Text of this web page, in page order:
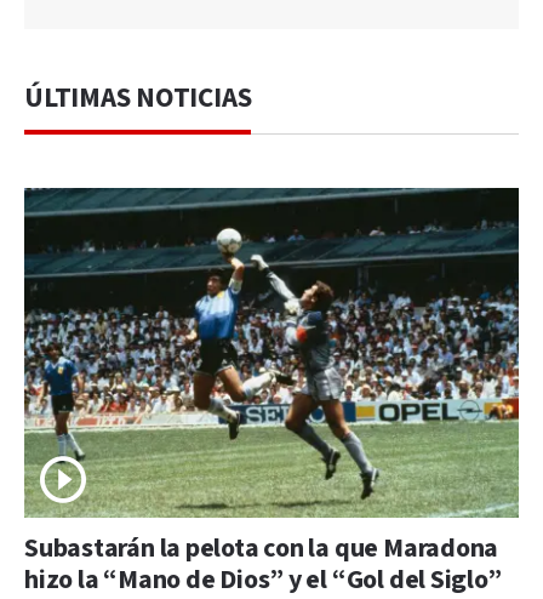
ÚLTIMAS NOTICIAS
Subastarán la pelota con la que Maradona
hizo la “Mano de Dios” y el “Gol del Siglo”